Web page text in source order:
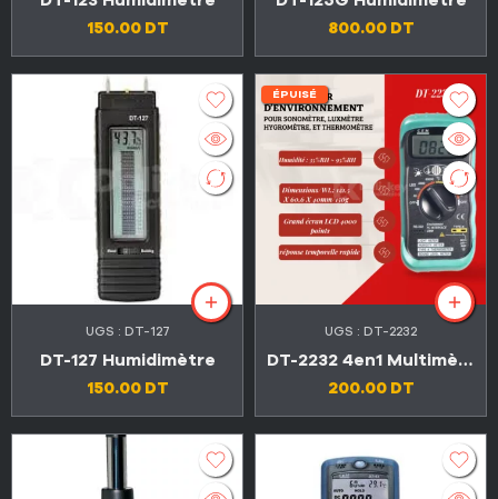
150.00 DT
800.00 DT
UGS : DT-127
DT-127 Humidimètre
150.00 DT
ÉPUISÉ
UGS : DT-2232
DT-2232 4en1 Multimètre d’environnement pour sonomètre, luxmètre, hygromètre, et thermomètre
200.00 DT